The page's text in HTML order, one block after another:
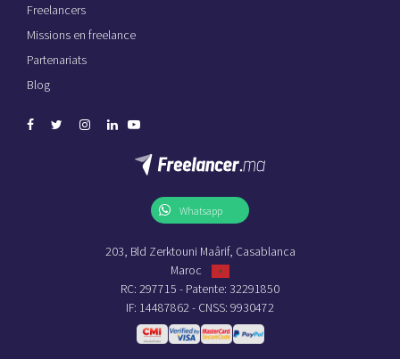
Freelancers
Missions en freelance
Partenariats
Blog
Whatsapp
203, Bld Zerktouni Maârif, Casablanca
Maroc
RC: 297715 - Patente: 32291850
IF: 14487862 - CNSS: 9930472